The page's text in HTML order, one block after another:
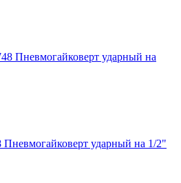
Пневмогайковерт ударный на 1/2"